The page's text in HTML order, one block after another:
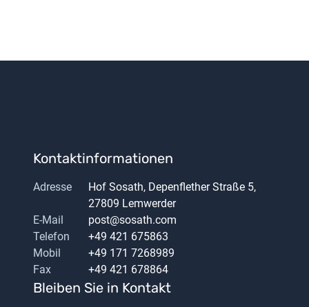
Kontaktinformationen
Adresse
Hof Sosath, Depenflether Straße 5,
27809 Lemwerder
E-Mail
post@sosath.com
Telefon
+49 421 675863
Mobil
+49 171 7268989
Fax
+49 421 678864
Bleiben Sie in Kontakt